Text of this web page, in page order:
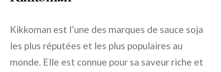
Kikkoman est l’une des marques de sauce soja
les plus réputées et les plus populaires au
monde. Elle est connue pour sa saveur riche et